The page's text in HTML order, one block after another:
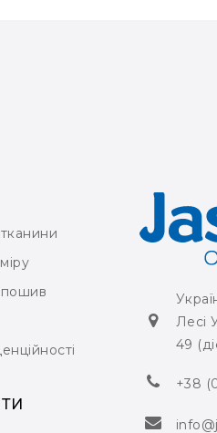
пошив
Лесі
49
+38